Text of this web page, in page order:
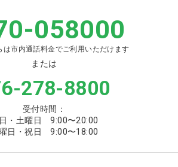
058000
は市内通話料金でご利用いただけます
または
278-8800
受付時間：
・土曜日 9:00〜20:00
日・祝日 9:00〜18:00